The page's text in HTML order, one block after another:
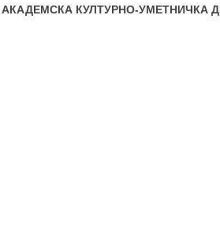
АКАДЕМСКА КУЛТУРНО-УМЕТНИЧКА